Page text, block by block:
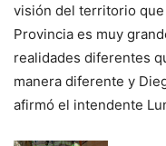
visión del territorio
Provincia es muy
realidades diferentes
manera diferente y
afirmó el intendente